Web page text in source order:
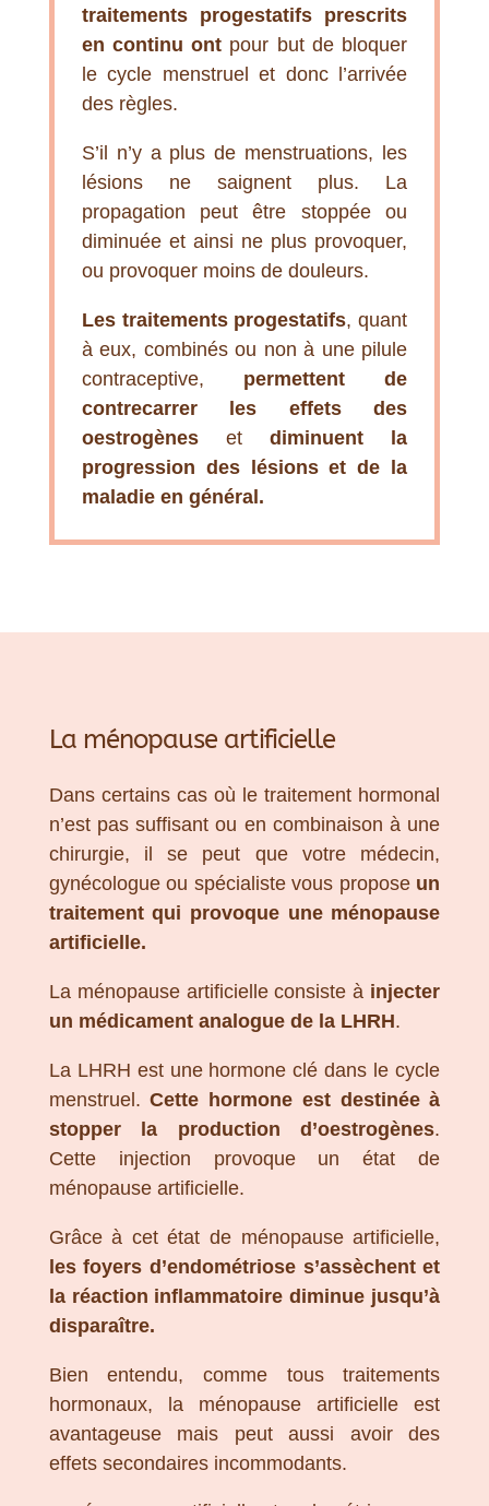
traitements progestatifs prescrits
en continu ont pour but de bloquer
le cycle menstruel et donc l’arrivée
des règles.
S’il n’y a plus de menstruations, les
lésions ne saignent plus. La
propagation peut être stoppée ou
diminuée et ainsi ne plus provoquer,
ou provoquer moins de douleurs.
Les traitements progestatifs, quant
à eux, combinés ou non à une pilule
contraceptive, permettent de
contrecarrer les effets des
oestrogènesetdiminuent la
progression des lésions et de la
maladie en général.
La ménopause artificielle
Dans certains cas où le traitement hormonal
n’est pas suffisant ou en combinaison à une
chirurgie, il se peut que votre médecin,
gynécologue ou spécialiste vous propose un
traitement qui provoque une ménopause
artificielle.
La ménopause artificielle consiste à injecter
un médicament analogue de la LHRH.
La LHRH est une hormone clé dans le cycle
menstruel.Cette hormone est destinée à
stopper la production d’oestrogènes.
Cette injection provoque un état de
ménopause artificielle.
Grâce à cet état de ménopause artificielle,
les foyers d’endométriose s’assèchent et
la réaction inflammatoire diminue jusqu’à
disparaître.
Bien entendu, comme tous traitements
hormonaux, la ménopause artificielle est
avantageuse mais peut aussi avoir des
effets secondaires incommodants.